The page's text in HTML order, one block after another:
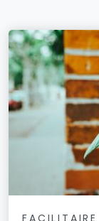
FACILITAIRE